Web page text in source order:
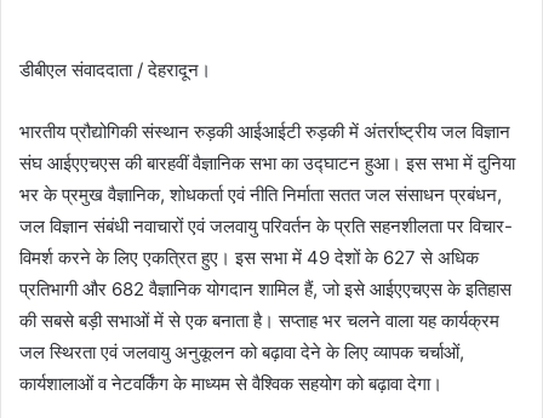
डीबीएल संवाददाता / देहरादून।
भारतीय प्रौद्योगिकी संस्थान रुड़की आईआईटी रुड़की में अंतर्राष्ट्रीय जल विज्ञान
संघ आईएएचएस की बारहवीं वैज्ञानिक सभा का उद्घाटन हुआ। इस सभा में दुनिया
भर के प्रमुख वैज्ञानिक, शोधकर्ता एवं नीति निर्माता सतत जल संसाधन प्रबंधन,
जल विज्ञान संबंधी नवाचारों एवं जलवायु परिवर्तन के प्रति सहनशीलता पर विचार-
विमर्श करने के लिए एकत्रित हुए। इस सभा में 49 देशों के 627 से अधिक
प्रतिभागी और 682 वैज्ञानिक योगदान शामिल हैं, जो इसे आईएएचएस के इतिहास
की सबसे बड़ी सभाओं में से एक बनाता है। सप्ताह भर चलने वाला यह कार्यक्रम
जल स्थिरता एवं जलवायु अनुकूलन को बढ़ावा देने के लिए व्यापक चर्चाओं,
कार्यशालाओं व नेटवर्किंग के माध्यम से वैश्विक सहयोग को बढ़ावा देगा।